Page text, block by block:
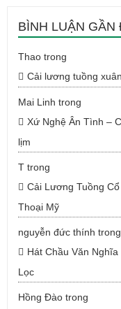
BÌNH LUẬN GẦN
Thao trong
Cải lương tuồng
Mai Linh trong
Xứ Nghệ Ân Tình –
lịm
T trong
Cải Lương Tuồng
Thoại Mỹ
nguyễn đức thính trong
Hát Chầu Văn
Lọc
Hồng Đào trong